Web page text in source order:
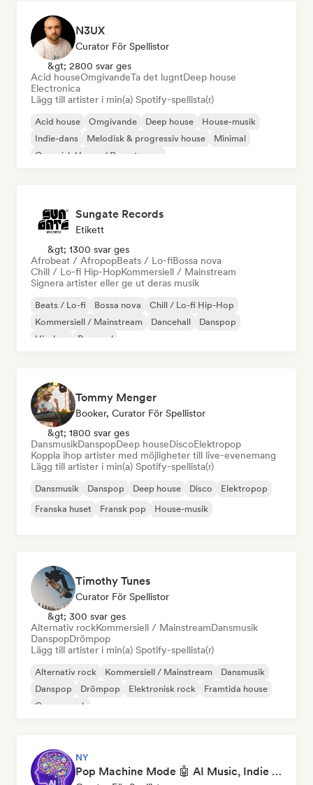
N3UX
Curator För Spellistor
&gt; 2800 svar ges
Acid houseOmgivandeTa det lugntDeep house
Electronica
Lägg till artister i min(a) Spotify-spellista(r)
Acid house Omgivande Deep house
House-musik
Indie-dans
Melodisk & progressiv house
Minimal
Organisk House / Downtempo
Sungate Records
Etikett
&gt; 1300 svar ges
Afrobeat / AfropopBeats / Lo-fiBossa nova
Chill / Lo-fi Hip-HopKommersiell / Mainstream
Signera artister eller ge ut deras musik
Beats / Lo-fi Bossa nova
Chill / Lo-fi Hip-Hop
Kommersiell / Mainstream
Dancehall
Danspop
Hip-hop
Pop soul
Tommy Menger
Booker, Curator För Spellistor
&gt; 1800 svar ges
DansmusikDanspopDeep houseDiscoElektropop
Koppla ihop artister med möjligheter till live-evenemang
Lägg till artister i min(a) Spotify-spellista(r)
Dansmusik Danspop Deep house Disco
Elektropop
Franska huset
Fransk pop House-musik
Timothy Tunes
Curator För Spellistor
&gt; 300 svar ges
Alternativ rockKommersiell / MainstreamDansmusik
DanspopDrömpop
Lägg till artister i min(a) Spotify-spellista(r)
Alternativ rock Kommersiell / Mainstream
Dansmusik
Danspop
Drömpop Elektronisk rock
Framtida house
Garage rock
NY
Pop Machine Mode 🤖 AI Music, Indie Pop & Dream Pop